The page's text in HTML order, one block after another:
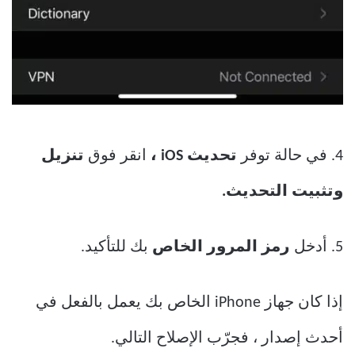
4. في حالة توفر تحديث iOS ، انقر فوق تنزيل
وتثبيت التحديث.
5. أدخل رمز المرور الخاص بك للتأكيد.
إذا كان جهاز iPhone الخاص بك يعمل بالفعل في
أحدث إصدار ، فجرّب الإصلاح التالي.